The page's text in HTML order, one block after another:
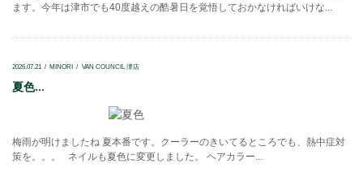
ます。今年は津市でも40度越えの酷暑日を覚悟しておかなければいけな...
2026.07.21 MINORI VAN COUNCIL 津店
夏色...
梅雨が明けましたね 夏本番です。クーラーのきいてるところでも、熱中症対
策を。。。 ネイルも夏色に変更しました。 ヘアカラー...